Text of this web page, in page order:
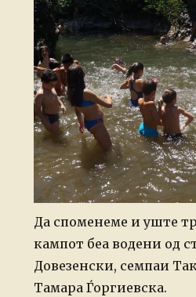
Да споменеме и уште
кампот беа водени од
Довезенски, семпаи
Тамара Ѓоргиевска.